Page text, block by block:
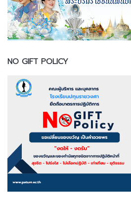
NO GIFT POLICY